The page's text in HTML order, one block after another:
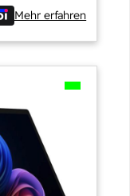
Mehr erfahren